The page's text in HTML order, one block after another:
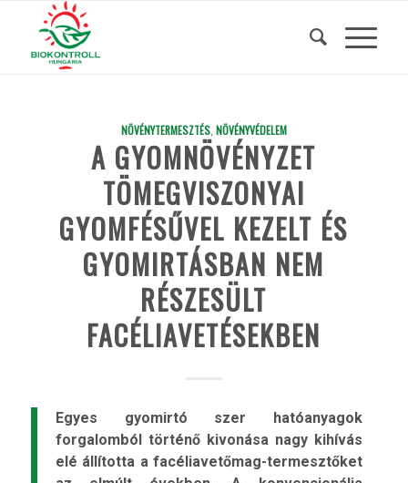
NÖVÉNYTERMESZTÉS, NÖVÉNYVÉDELEM
A GYOMNÖVÉNYZET
TÖMEGVISZONYAI
GYOMFÉSŰVEL KEZELT ÉS
GYOMIRTÁSBAN NEM
RÉSZESÜLT
FACÉLIAVETÉSEKBEN
Egyes gyomirtó szer hatóanyagok
forgalomból történő kivonása nagy kihívás
elé állította a facéliavetőmag-termesztőket